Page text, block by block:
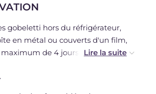
gobeletti hors du réfrigérateur,
en métal ou couverts d'un film,
de 4 jours. La pâte